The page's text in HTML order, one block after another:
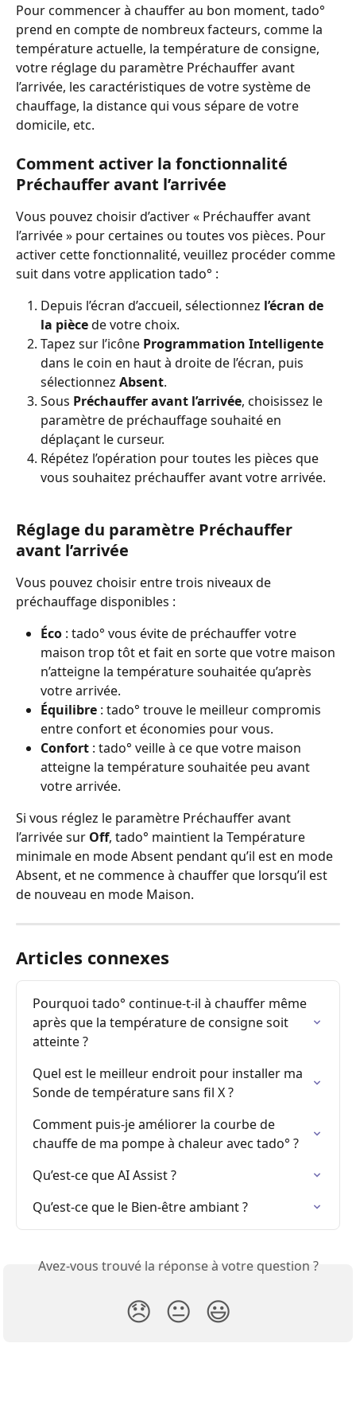
Pour commencer à chauffer au bon moment, tado°
prend en compte de nombreux facteurs, comme la
température actuelle, la température de consigne,
votre réglage du paramètre Préchauffer avant
l’arrivée, les caractéristiques de votre système de
chauffage, la distance qui vous sépare de votre
domicile, etc.
Comment activer la fonctionnalité
Préchauffer avant l’arrivée
Vous pouvez choisir d’activer « Préchauffer avant
l’arrivée » pour certaines ou toutes vos pièces. Pour
activer cette fonctionnalité, veuillez procéder comme
suit dans votre application tado° :
Depuis l’écran d’accueil, sélectionnez l’écran de
la pièce de votre choix.
Tapez sur l’icône Programmation Intelligente
dans le coin en haut à droite de l’écran, puis
sélectionnez Absent.
Sous Préchauffer avant l’arrivée, choisissez le
paramètre de préchauffage souhaité en
déplaçant le curseur.
Répétez l’opération pour toutes les pièces que
vous souhaitez préchauffer avant votre arrivée.
Réglage du paramètre Préchauffer
avant l’arrivée
Vous pouvez choisir entre trois niveaux de
préchauffage disponibles :
Éco : tado° vous évite de préchauffer votre
maison trop tôt et fait en sorte que votre maison
n’atteigne la température souhaitée qu’après
votre arrivée.
Équilibre : tado° trouve le meilleur compromis
entre confort et économies pour vous.
Confort : tado° veille à ce que votre maison
atteigne la température souhaitée peu avant
votre arrivée.
Si vous réglez le paramètre Préchauffer avant
l’arrivée sur Off, tado° maintient la Température
minimale en mode Absent pendant qu’il est en mode
Absent, et ne commence à chauffer que lorsqu’il est
de nouveau en mode Maison.
Articles connexes
Pourquoi tado° continue-t-il à chauffer même
après que la température de consigne soit
atteinte ?
Quel est le meilleur endroit pour installer ma
Sonde de température sans fil X ?
Comment puis-je améliorer la courbe de
chauffe de ma pompe à chaleur avec tado° ?
Qu’est-ce que AI Assist ?
Qu’est-ce que le Bien-être ambiant ?
Avez-vous trouvé la réponse à votre question ?
😞 😐 😃